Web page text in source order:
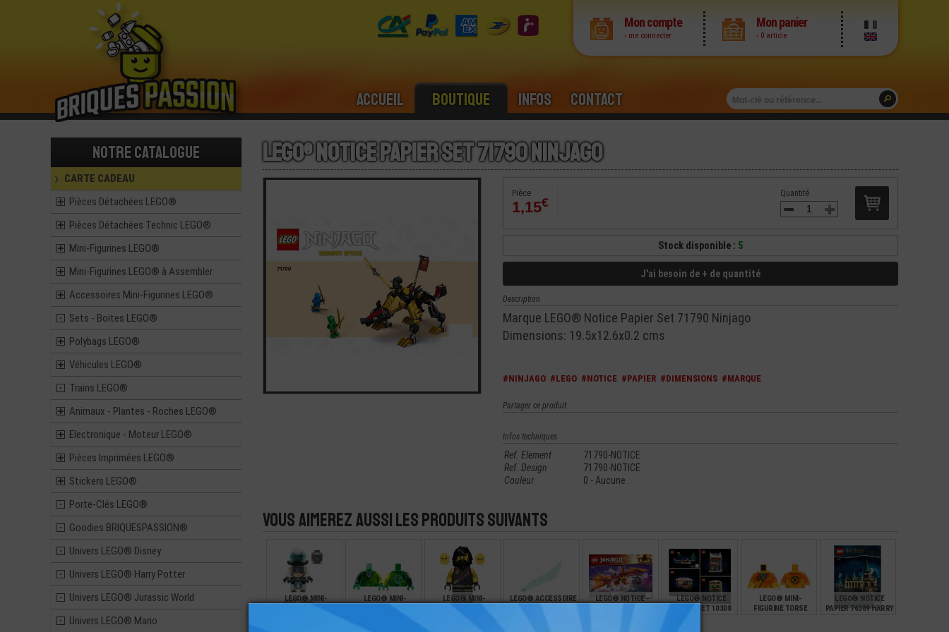
Mon compte
› me connecter
Mon panier
› 0 article
Accueil Boutique Infos Contact
Notre catalogue
CARTE CADEAU
Pièces Détachées LEGO®
Pièces Détachées Technic LEGO®
Mini-Figurines LEGO®
Mini-Figurines LEGO® à Assembler
Accessoires Mini-Figurines LEGO®
Sets - Boites LEGO®
Polybags LEGO®
Véhicules LEGO®
Trains LEGO®
Animaux - Plantes - Roches LEGO®
Electronique - Moteur LEGO®
Pièces Imprimées LEGO®
Stickers LEGO®
Porte-Clés LEGO®
Goodies BRIQUESPASSION®
Univers LEGO® Disney
Univers LEGO® Harry Potter
Univers LEGO® Jurassic World
Univers LEGO® Mario
LEGO® Notice Papier Set 71790 Ninjago
Pièce
1,15€
Quantité
Stock disponible : 5
J'ai besoin de + de quantité
Description
Marque LEGO® Notice Papier Set 71790 Ninjago
Dimensions: 19.5x12.6x0.2 cms
#NINJAGO #LEGO #NOTICE #PAPIER #DIMENSIONS #MARQUE
Partager ce produit
Infos techniques
Ref. Element
71790-NOTICE
Ref. Design
71790-NOTICE
Couleur
0 - Aucune
Vous aimerez aussi les produits suivants
LEGO® MINI-
LEGO® MINI-
FIGURINE TORSE
IMPRIMÉE NINJAGO
LEGO® MINI-
FIGURINE NINJAGO -
COLE 71736
LEGO® ACCESSOIRE
LEGO® NOTICE -
LEGO® NOTICE
PAPIER SET 10308
LEGO® MINI-
FIGURINE TORSE
LEGO® NOTICE
PAPIER 76389 HARRY